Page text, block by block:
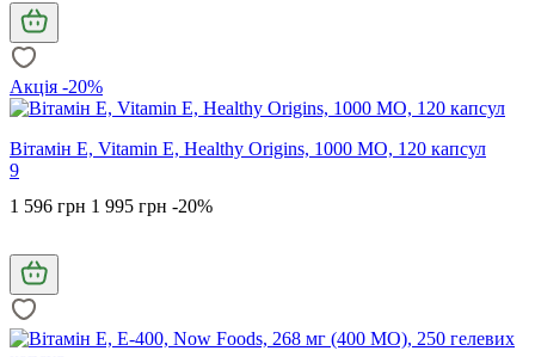
Акція -20%
Вітамін Е, Vitamin E, Healthy Origins, 1000 МО, 120 капсул
9
1 596 грн 1 995 грн -20%